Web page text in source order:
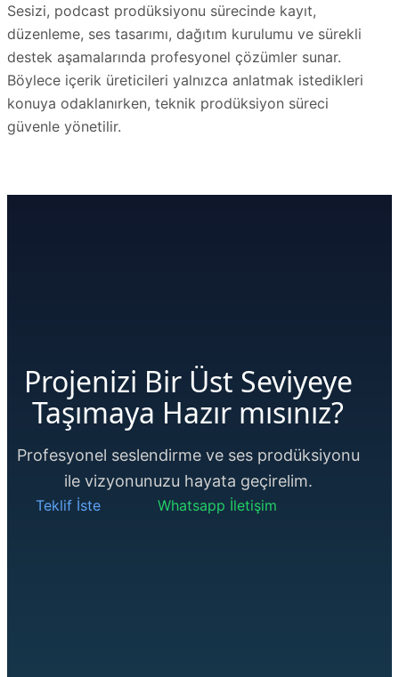
Sesizi, podcast prodüksiyonu sürecinde kayıt,
düzenleme, ses tasarımı, dağıtım kurulumu ve sürekli
destek aşamalarında profesyonel çözümler sunar.
Böylece içerik üreticileri yalnızca anlatmak istedikleri
konuya odaklanırken, teknik prodüksiyon süreci
güvenle yönetilir.
Projenizi Bir Üst Seviyeye
Taşımaya Hazır mısınız?
Profesyonel seslendirme ve ses prodüksiyonu
ile vizyonunuzu hayata geçirelim.
Teklif İste Whatsapp İletişim